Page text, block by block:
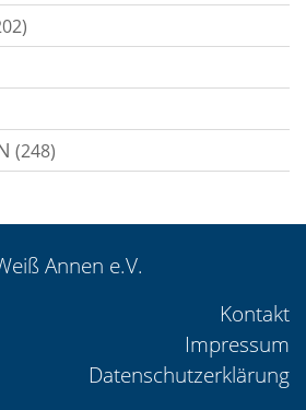
(248)
Annen e.V.
Kontakt
Impressum
Datenschutzerklärung